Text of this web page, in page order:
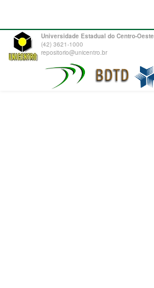
Universidade Estadual do Centro-Oeste
(42) 3621-1000
repositorio@unicentro.br